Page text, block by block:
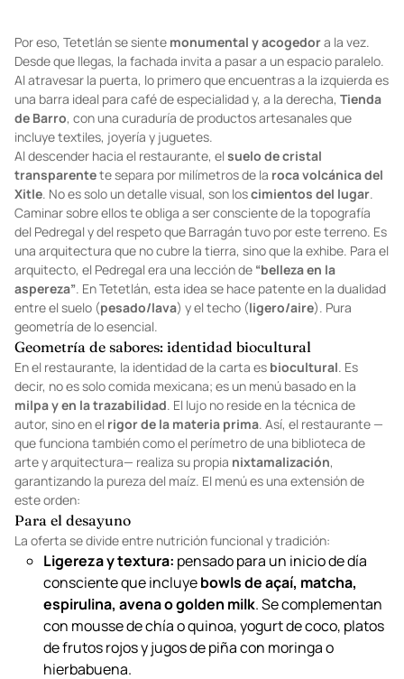
Por eso, Tetetlán se siente monumental y acogedor a la vez.
Desde que llegas, la fachada invita a pasar a un espacio paralelo.
Al atravesar la puerta, lo primero que encuentras a la izquierda es
una barra ideal para café de especialidad y, a la derecha, Tienda
de Barro , con una curaduría de productos artesanales que
incluye textiles, joyería y juguetes.
Al descender hacia el restaurante, elsuelo de cristal
transparentete separa por milímetros de la
roca volcánica del
Xitle
. No es solo un detalle visual, son los cimientos del lugar .
Caminar sobre ellos te obliga a ser consciente de la topografía
del Pedregal y del respeto que Barragán tuvo por este terreno. Es
una arquitectura que no cubre la tierra, sino que la exhibe. Para el
arquitecto, el Pedregal era una lección de“belleza en la
aspereza”. En Tetetlán, esta idea se hace patente en la dualidad
entre el suelo (pesado/lava) y el techo ( ligero/aire). Pura
geometría de lo esencial.
Geometría de sabores: identidad biocultural
En el restaurante, la identidad de la carta es biocultural . Es
decir, no es solo comida mexicana; es un menú basado en la
milpa y en la trazabilidad
. El lujo no reside en la técnica de
autor, sino en el
que funciona también como el perímetro de una biblioteca de
arte y arquitectura— realiza su propianixtamalización
garantizando la pureza del maíz. Elmenúes una extensión de
este orden:
Para el desayuno
La oferta se divide entre nutrición funcional y tradición:
Ligereza y textura:pensado para un inicio de día
consciente que incluye